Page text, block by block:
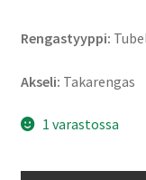
Rengastyyppi:
Akseli: Takarengas
1 varastossa